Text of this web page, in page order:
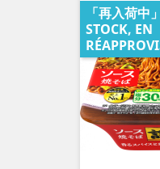
「再入荷中
STOCK, EN